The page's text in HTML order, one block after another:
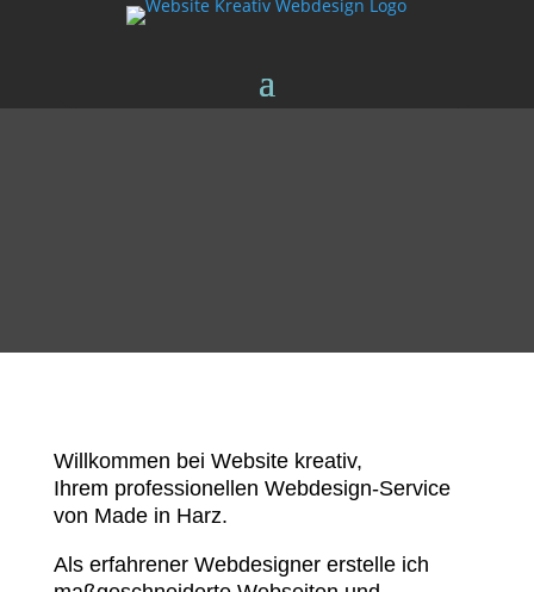
Willkommen bei Website kreativ,
Ihrem professionellen Webdesign-Service
von Made in Harz.
Als erfahrener Webdesigner erstelle ich